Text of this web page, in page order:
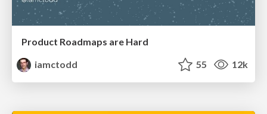
Product Roadmaps are Hard
iamctodd
55 12k